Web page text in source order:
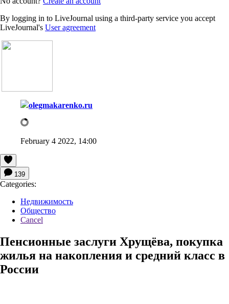
By logging in to LiveJournal using a third-party service you accept
LiveJournal's User agreement
olegmakarenko.ru
February 4 2022, 14:00
139
Categories:
Недвижимость
Общество
Cancel
Пенсионные заслуги Хрущёва, покупка
жилья на накопления и средний класс в
России